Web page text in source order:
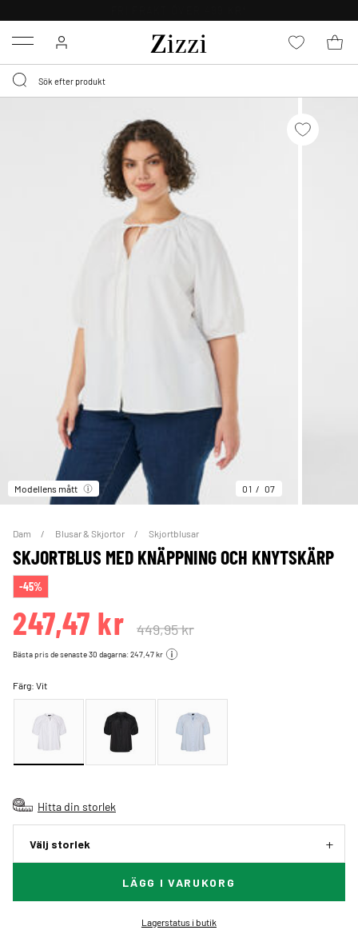
Menu
Modellens mått 01 07
Dam Blusar & Skjortor Skjortblusar
SKJORTBLUS MED KNÄPPNING OCH KNYTSKÄRP
-45%
247,47 kr 449,95 kr
Bästa pris de senaste 30 dagarna: 247,47 kr
Färg:Vit
Hitta din storlek
Välj storlek
LÄGG I VARUKORG
Lagerstatus i butik